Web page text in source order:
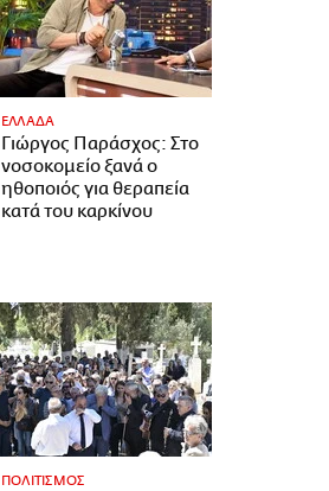
ΕΛΛΑΔΑ
Γιώργος Παράσχος: Στο
νοσοκομείο ξανά ο
ηθοποιός για θεραπεία
κατά του καρκίνου
ΠΟΛΙΤΙΣΜΟΣ